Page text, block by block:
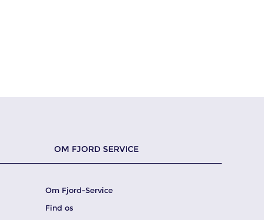
OM FJORD SERVICE
Om Fjord-Service
Find os